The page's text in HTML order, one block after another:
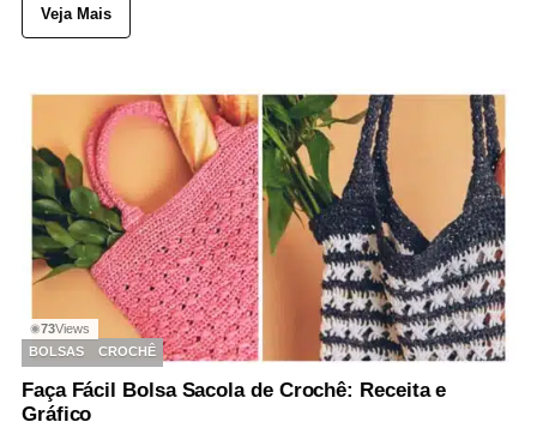
Veja Mais
◉73Views
BOLSAS
CROCHÊ
Faça Fácil Bolsa Sacola de Crochê: Receita e
Gráfico